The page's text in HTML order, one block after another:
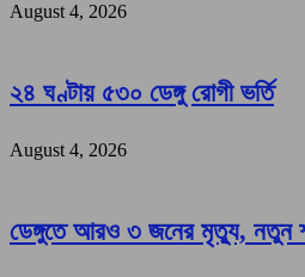
August 4, 2026
২৪ ঘণ্টায় ৫৩০ ডেঙ্গু রোগী ভর্তি
August 4, 2026
ডেঙ্গুতে আরও ৩ জনের মৃত্যু, নতুন